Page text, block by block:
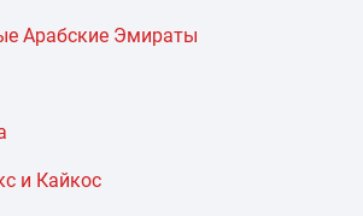
Арабские Эмираты
и Кайкос